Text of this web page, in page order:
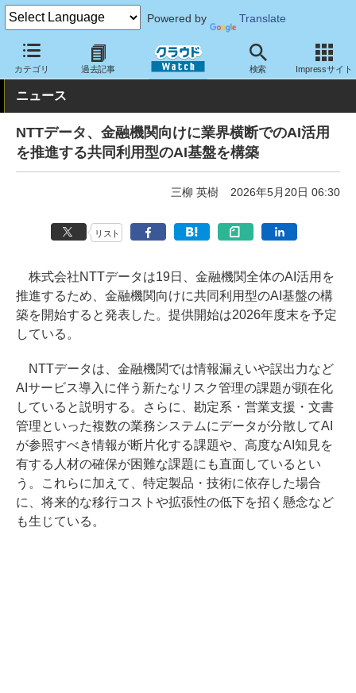
Powered by Translate
カテゴリ 過去記事 検索 Impressサイト
クラウド Watch サービス・ソフト サービス その他
ニュース
NTTデータ、金融機関向けに業界横断でのAI活用
を推進する共同利用型のAI基盤を構築
三柳 英樹 2026年5月20日 06:30
リスト
株式会社NTTデータは19日、金融機関全体のAI活用を
推進するため、金融機関向けに共同利用型のAI基盤の構
築を開始すると発表した。提供開始は2026年度末を予定
している。
NTTデータは、金融機関では情報漏えいや誤出力など
AIサービス導入に伴う新たなリスク管理の課題が顕在化
していると説明する。さらに、勘定系・営業支援・文書
管理といった複数の業務システムにデータが分散してAI
が参照すべき情報が断片化する課題や、高度なAI知見を
有する人材の確保が困難な課題にも直面しているとい
う。これらに加えて、特定製品・技術に依存した場合
に、将来的な移行コストや拡張性の低下を招く懸念など
も生じている。